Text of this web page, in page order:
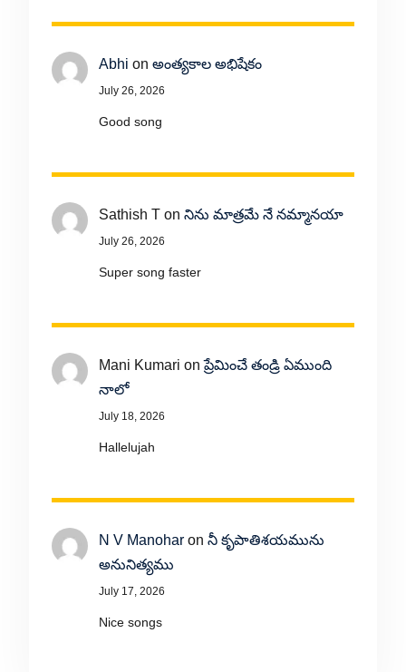
Abhi on అంత్యకాల అభిషేకం
July 26, 2026
Good song
Sathish Ton నిను మాత్రమే నే నమ్మానయా
July 26, 2026
Super song faster
Mani Kumari onప్రేమించే తండ్రి ఏముంది
నాలో
July 18, 2026
Hallelujah
N V Manoharon నీ కృపాతిశయమును
అనునిత్యము
July 17, 2026
Nice songs